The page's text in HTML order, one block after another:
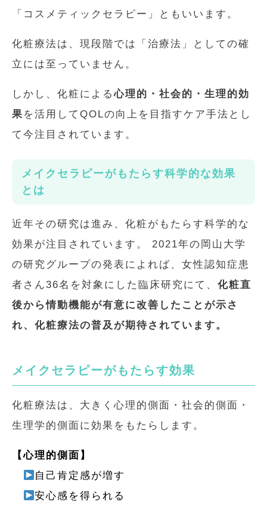
「コスメティックセラピー」ともいいます。
化粧療法は、現段階では「治療法」としての確
立には至っていません。
しかし、化粧による心理的・社会的・生理的効
果 を活用してQOLの向上を目指すケア手法とし
て今注目されています。
メイクセラピーがもたらす科学的な効果
とは
近年その研究は進み、化粧がもたらす科学的な
効果が注目されています。 2021年の岡山大学
の研究グループの発表によれば、女性認知症患
者さん36名を対象にした臨床研究にて、 化粧直
後から情動機能が有意に改善したことが示さ
れ、化粧療法の普及が期待されています。
メイクセラピーがもたらす効果
化粧療法は、大きく心理的側面・社会的側面・
生理学的側面に効果をもたらします。
【心理的側面】
自己肯定感が増す
安心感を得られる